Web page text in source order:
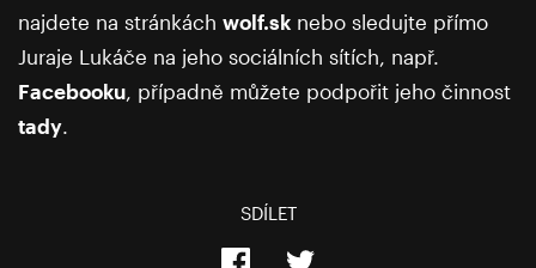
najdete na stránkách wolf.sk nebo sledujte přímo
Juraje Lukáče na jeho sociálních sítích, např.
Facebooku , případně můžete podpořit jeho činnost
tady
SDÍLET